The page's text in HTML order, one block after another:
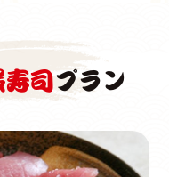
寿司プラン